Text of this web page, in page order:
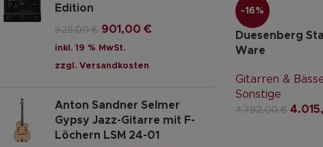
Edition
925,00€ 901,00 €
inkl. 19 % MwSt.
zzgl. Versandkosten
Anton Sandner Selmer
Gypsy Jazz-Gitarre mit F-
Löchern LSM 24-01
-16%
Duesenberg
Ware
Gitarren &
Sonstige
4.792,00€